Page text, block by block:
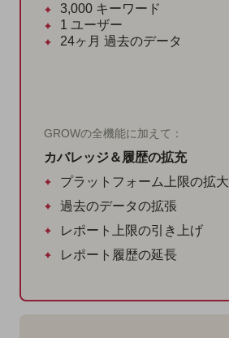
3,000 キーワード
1 ユーザー
24ヶ月 過去のデータ
GROWの全機能に加えて：
カバレッジ＆履歴の拡充
プラットフォーム上限の拡大
過去のデータの拡張
レポート上限の引き上げ
レポート履歴の延長